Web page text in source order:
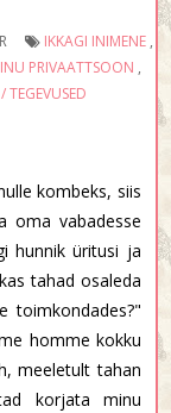
IKKAGI INIMENE,
PRIVAATTSOON ,
TEGEVUSED
kombeks, siis
oma vabadesse
hunnik üritusi ja
tahad osaleda
toimkondades?"
homme kokku
meeletult tahan
korjata minu